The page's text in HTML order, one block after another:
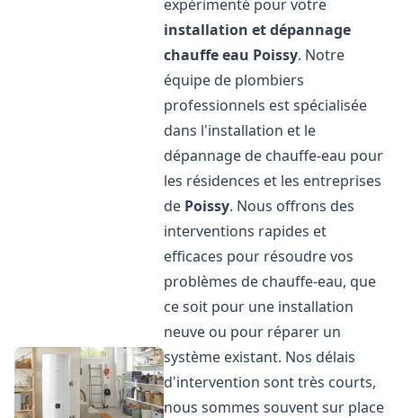
expérimenté pour votre
installation et dépannage
chauffe eau Poissy. Notre
équipe de plombiers
professionnels est spécialisée
dans l'installation et le
dépannage de chauffe-eau pour
les résidences et les entreprises
de Poissy. Nous offrons des
interventions rapides et
efficaces pour résoudre vos
problèmes de chauffe-eau, que
ce soit pour une installation
neuve ou pour réparer un
système existant. Nos délais
d'intervention sont très courts,
nous sommes souvent sur place